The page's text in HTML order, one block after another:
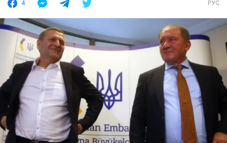
4 РУС